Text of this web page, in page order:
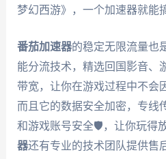
梦幻西游》，一个加速器就能
番茄加速器的稳定无限流量也
能分流技术，精选回国影音、
带宽，让你在游戏过程中不会
而且它的数据安全加密，专线
和游戏账号安全🛡️，让你玩得
器还有专业的技术团队提供售